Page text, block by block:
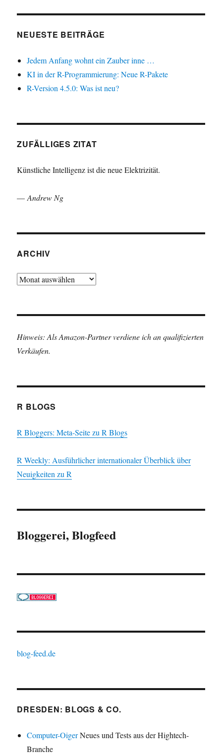
NEUESTE BEITRÄGE
Jedem Anfang wohnt ein Zauber inne …
KI in der R-Programmierung: Neue R-Pakete
R-Version 4.5.0: Was ist neu?
ZUFÄLLIGES ZITAT
Künstliche Intelligenz ist die neue Elektrizität.
—Andrew Ng
ARCHIV
Archiv
Hinweis: Als Amazon-Partner verdiene ich an qualifizierten
Verkäufen.
R BLOGS
R Bloggers: Meta-Seite zu R Blogs
R Weekly: Ausführlicher internationaler Überblick über
Neuigkeiten zu R
Bloggerei, Blogfeed
blog-feed.de
DRESDEN: BLOGS & CO.
Computer-OigerNeues und Tests aus der Hightech-
Branche